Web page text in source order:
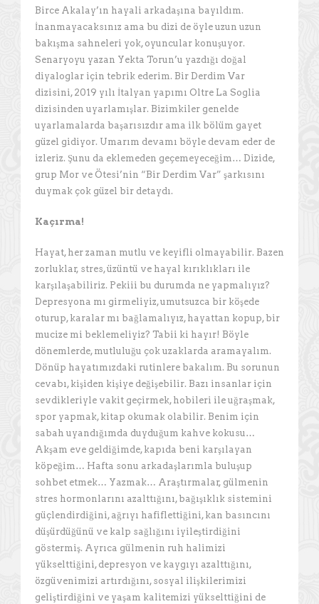
Birce Akalay’ın hayali arkadaşına bayıldım.
İnanmayacaksınız ama bu dizi de öyle uzun uzun
bakışma sahneleri yok, oyuncular konuşuyor.
Senaryoyu yazan Yekta Torun’u yazdığı doğal
diyaloglar için tebrik ederim. Bir Derdim Var
dizisini, 2019 yılı İtalyan yapımı Oltre La Soglia
dizisinden uyarlamışlar. Bizimkiler genelde
uyarlamalarda başarısızdır ama ilk bölüm gayet
güzel gidiyor. Umarım devamı böyle devam eder de
izleriz. Şunu da eklemeden geçemeyeceğim… Dizide,
grup Mor ve Ötesi’nin “Bir Derdim Var” şarkısını
duymak çok güzel bir detaydı.
Kaçırma!
Hayat, her zaman mutlu ve keyifli olmayabilir. Bazen
zorluklar, stres, üzüntü ve hayal kırıklıkları ile
karşılaşabiliriz. Pekiii bu durumda ne yapmalıyız?
Depresyona mı girmeliyiz, umutsuzca bir köşede
oturup, karalar mı bağlamalıyız, hayattan kopup, bir
mucize mi beklemeliyiz? Tabii ki hayır! Böyle
dönemlerde, mutluluğu çok uzaklarda aramayalım.
Dönüp hayatımızdaki rutinlere bakalım. Bu sorunun
cevabı, kişiden kişiye değişebilir. Bazı insanlar için
sevdikleriyle vakit geçirmek, hobileri ile uğraşmak,
spor yapmak, kitap okumak olabilir. Benim için
sabah uyandığımda duyduğum kahve kokusu…
Akşam eve geldiğimde, kapıda beni karşılayan
köpeğim… Hafta sonu arkadaşlarımla buluşup
sohbet etmek… Yazmak… Araştırmalar, gülmenin
stres hormonlarını azalttığını, bağışıklık sistemini
güçlendirdiğini, ağrıyı hafiflettiğini, kan basıncını
düşürdüğünü ve kalp sağlığını iyileştirdiğini
göstermiş. Ayrıca gülmenin ruh halimizi
yükselttiğini, depresyon ve kaygıyı azalttığını,
özgüvenimizi artırdığını, sosyal ilişkilerimizi
geliştirdiğini ve yaşam kalitemizi yükselttiğini de